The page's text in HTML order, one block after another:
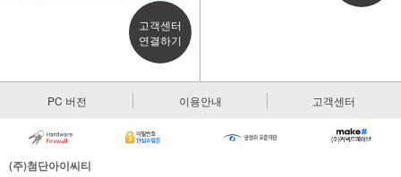
고객센터
연결하기
PC 버전 이용안내 고객센터
(주)첨단아이씨티